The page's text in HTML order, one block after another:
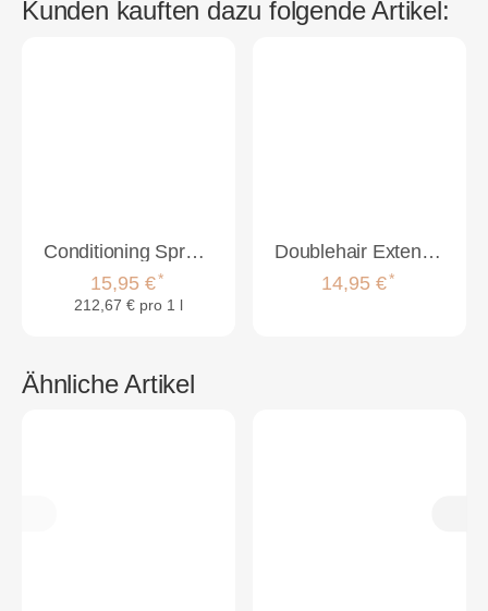
Kunden kauften dazu folgende Artikel:
Conditioning Spray für Memory®Hair 75 ml
15,95 €*
212,67 € pro 1 l
Doublehair Extension Brush weiß
14,95 €*
Ähnliche Artikel